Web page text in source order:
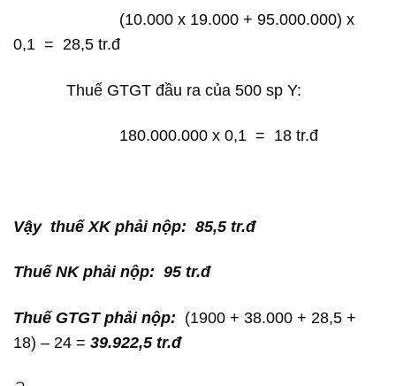
(10.000 x 19.000 + 95.000.000) x
0,1 = 28,5 tr.đ
Thuế GTGT đầu ra của 500 sp Y:
180.000.000 x 0,1 = 18 tr.đ
Vậy thuế XK phải nộp: 85,5 tr.đ
Thuế NK phải nộp: 95 tr.đ
Thuế GTGT phải nộp: (1900 + 38.000 + 28,5 +
18) – 24 = 39.922,5 tr.đ